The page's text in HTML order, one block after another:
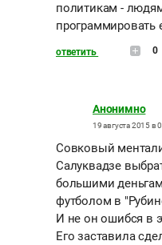
политикам -
программировать
ответить 0
Анонимно
19 августа 2015 в
Совковый
Салуквадзе
большими
футболом в
И не он ошибся в
Его заставила